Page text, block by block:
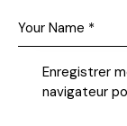
Enregistrer
navigateur